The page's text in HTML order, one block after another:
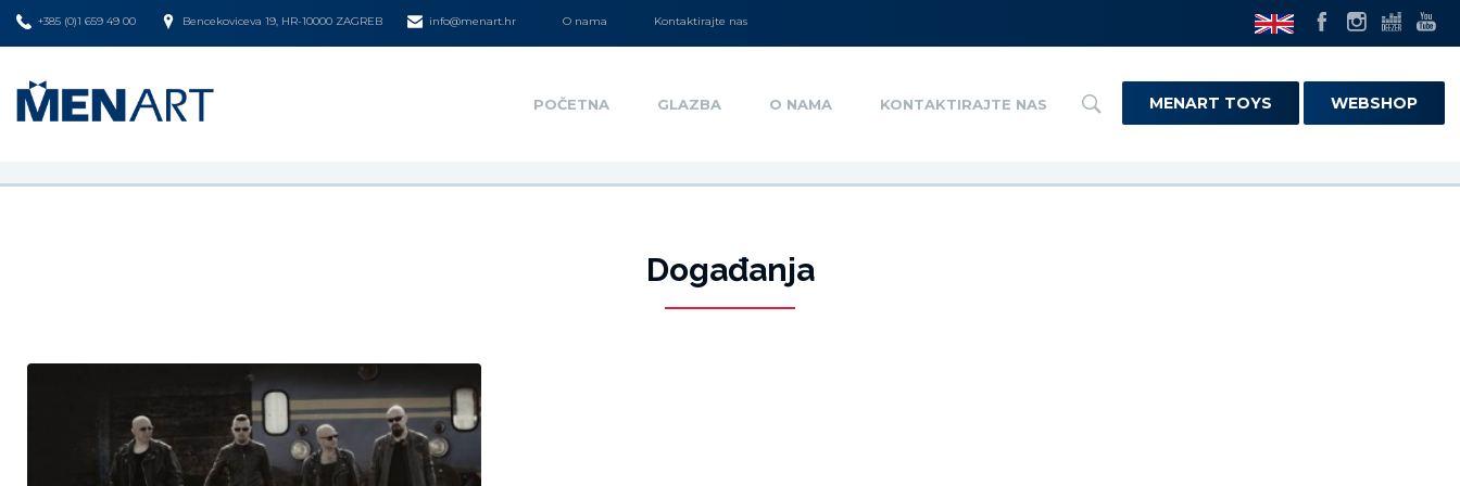
+385 (0)1 659 49 00 Bencekoviceva 19, HR-10000 ZAGREB info@menart.hr O nama Kontaktirajte nas
POČETNA GLAZBA O NAMA KONTAKTIRAJTE NAS MENART TOYS WEBSHOP
Događanja